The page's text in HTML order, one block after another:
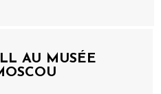
AU MUSÉE